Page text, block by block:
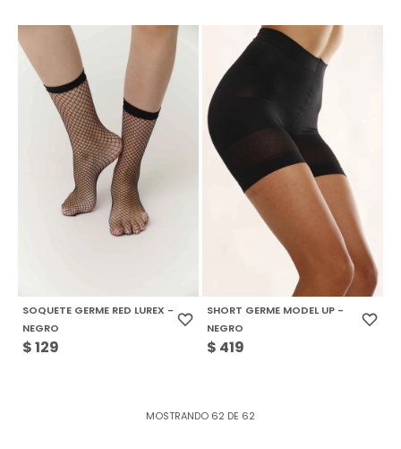
SOQUETE GERME RED LUREX -
NEGRO
$129
SHORT GERME MODEL UP -
NEGRO
$ 419
MOSTRANDO 62 DE 62